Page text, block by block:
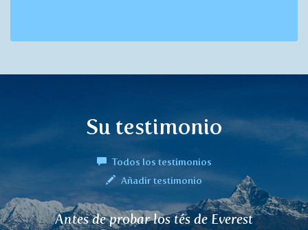
Su testimonio
Todos los testimonios
Añadir testimonio
Antes de probar los tés de Everest